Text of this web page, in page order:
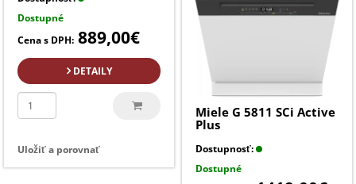
Dostupné
Cena s DPH: 889,00€
DETAILY
Uložiť a porovnať
Miele G 5811 SCi Active
Plus
Dostupnosť:
Dostupné